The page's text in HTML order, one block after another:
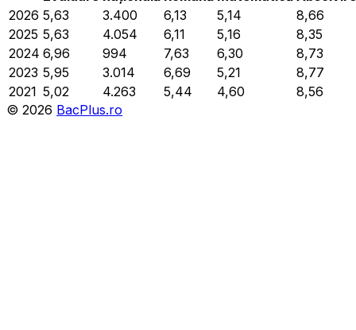
2026 5,63 3.400 6,13 5,14
8,66
2025 5,63 4.054 6,11 5,16
8,35
2024 6,96 994 7,63 6,30
8,73
2023 5,95 3.014 6,69 5,21
8,77
2021 5,02 4.263 5,44 4,60
8,56
© 2026 BacPlus.ro